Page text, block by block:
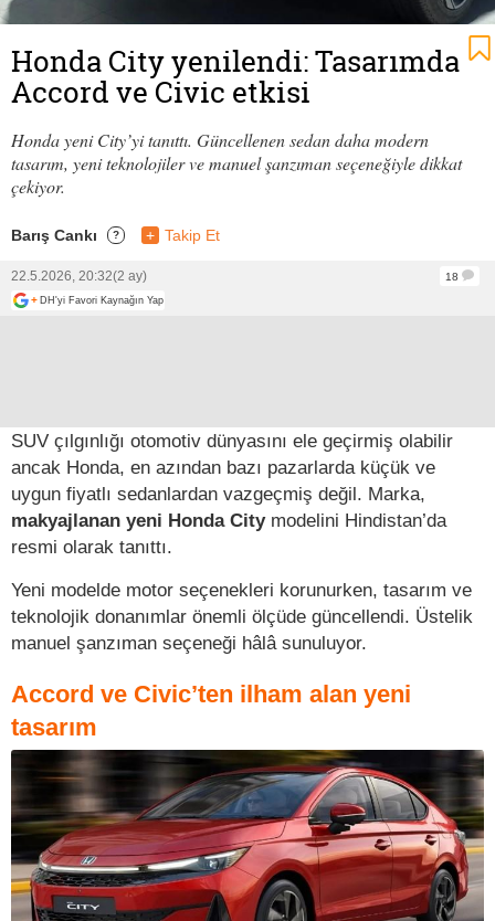
Honda City yenilendi: Tasarımda
Accord ve Civic etkisi
Honda yeni City’yi tanıttı. Güncellenen sedan daha modern
tasarım, yeni teknolojiler ve manuel şanzıman seçeneğiyle dikkat
çekiyor.
Barış Cankı ? + Takip Et
22.5.2026, 20:32(2 ay)
18
+ DH'yi Favori Kaynağın Yap
SUV çılgınlığı otomotiv dünyasını ele geçirmiş olabilir
ancak Honda, en azından bazı pazarlarda küçük ve
uygun fiyatlı sedanlardan vazgeçmiş değil. Marka,
makyajlanan yeni Honda Citymodelini Hindistan’da
resmi olarak tanıttı.
Yeni modelde motor seçenekleri korunurken, tasarım ve
teknolojik donanımlar önemli ölçüde güncellendi. Üstelik
manuel şanzıman seçeneği hâlâ sunuluyor.
Accord ve Civic’ten ilham alan yeni
tasarım